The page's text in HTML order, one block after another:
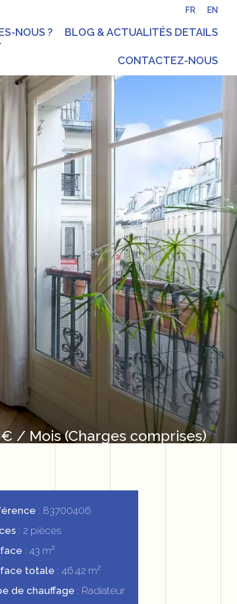
FR EN
NOUS ? BLOG & ACTUALITÉS DETAILS
CONTACTEZ-NOUS
€ / Mois (Charges comprises)
83700406
2 pièces
43 m²
totale
46.42 m²
de chauffage
Radiateur